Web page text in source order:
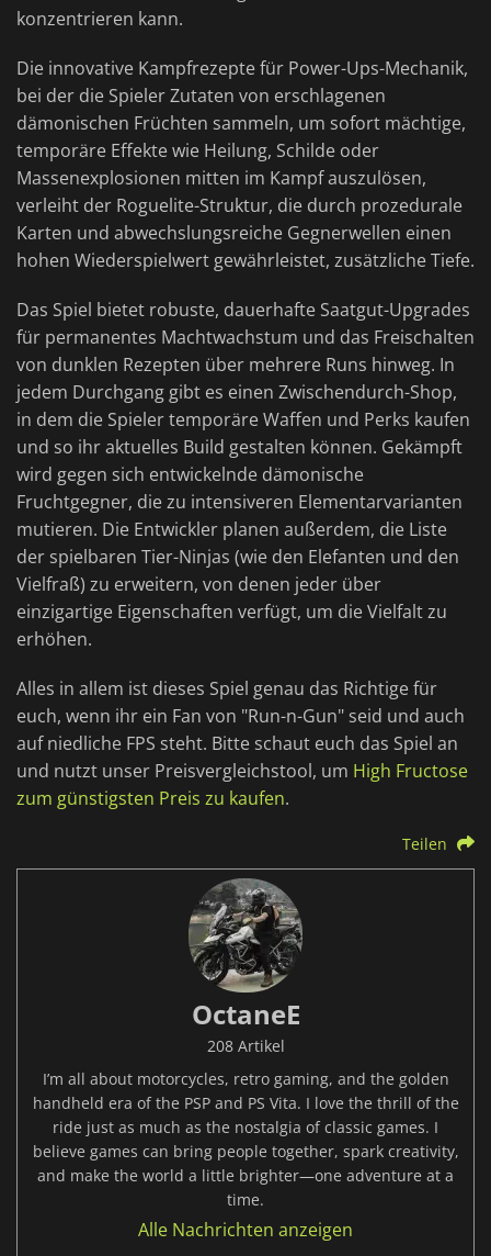
konzentrieren kann.
Die innovative Kampfrezepte für Power-Ups-Mechanik,
bei der die Spieler Zutaten von erschlagenen
dämonischen Früchten sammeln, um sofort mächtige,
temporäre Effekte wie Heilung, Schilde oder
Massenexplosionen mitten im Kampf auszulösen,
verleiht der Roguelite-Struktur, die durch prozedurale
Karten und abwechslungsreiche Gegnerwellen einen
hohen Wiederspielwert gewährleistet, zusätzliche Tiefe.
Das Spiel bietet robuste, dauerhafte Saatgut-Upgrades
für permanentes Machtwachstum und das Freischalten
von dunklen Rezepten über mehrere Runs hinweg. In
jedem Durchgang gibt es einen Zwischendurch-Shop,
in dem die Spieler temporäre Waffen und Perks kaufen
und so ihr aktuelles Build gestalten können. Gekämpft
wird gegen sich entwickelnde dämonische
Fruchtgegner, die zu intensiveren Elementarvarianten
mutieren. Die Entwickler planen außerdem, die Liste
der spielbaren Tier-Ninjas (wie den Elefanten und den
Vielfraß) zu erweitern, von denen jeder über
einzigartige Eigenschaften verfügt, um die Vielfalt zu
erhöhen.
Alles in allem ist dieses Spiel genau das Richtige für
euch, wenn ihr ein Fan von "Run-n-Gun" seid und auch
auf niedliche FPS steht. Bitte schaut euch das Spiel an
und nutzt unser Preisvergleichstool, um High Fructose
zum günstigsten Preis zu kaufen.
Teilen
OctaneE
208 Artikel
I’m all about motorcycles, retro gaming, and the golden
handheld era of the PSP and PS Vita. I love the thrill of the
ride just as much as the nostalgia of classic games. I
believe games can bring people together, spark creativity,
and make the world a little brighter—one adventure at a
time.
Alle Nachrichten anzeigen